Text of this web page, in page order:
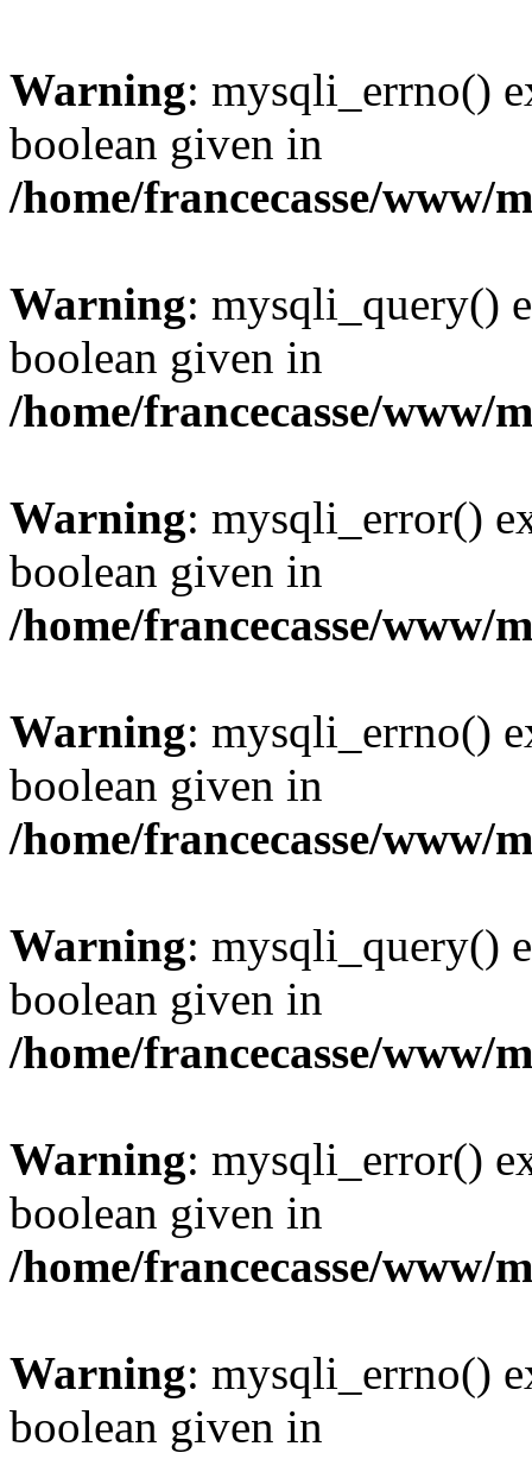
Warning: mysqli_errno()
boolean given in
/home/francecasse/www/
Warning: mysqli_query()
boolean given in
/home/francecasse/www/
Warning: mysqli_error()
boolean given in
/home/francecasse/www/
Warning: mysqli_errno()
boolean given in
/home/francecasse/www/
Warning: mysqli_query()
boolean given in
/home/francecasse/www/
Warning: mysqli_error()
boolean given in
/home/francecasse/www/
Warning: mysqli_errno()
boolean given in